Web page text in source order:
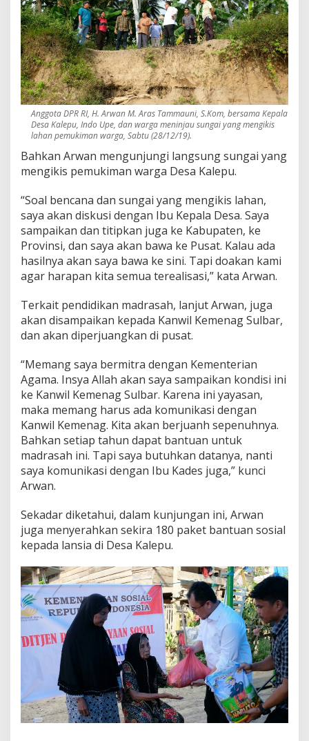
Anggota DPR RI, H. Arwan M. Aras Tammauni, S.Kom, bersama Kepala
Desa Kalepu, Indo Upe, dan warga meninjau sungai yang mengikis
lahan pemukiman warga, Sabtu (28/12/19).
Bahkan Arwan mengunjungi langsung sungai yang
mengikis pemukiman warga Desa Kalepu.
“Soal bencana dan sungai yang mengikis lahan,
saya akan diskusi dengan Ibu Kepala Desa. Saya
sampaikan dan titipkan juga ke Kabupaten, ke
Provinsi, dan saya akan bawa ke Pusat. Kalau ada
hasilnya akan saya bawa ke sini. Tapi doakan kami
agar harapan kita semua terealisasi,” kata Arwan.
Terkait pendidikan madrasah, lanjut Arwan, juga
akan disampaikan kepada Kanwil Kemenag Sulbar,
dan akan diperjuangkan di pusat.
“Memang saya bermitra dengan Kementerian
Agama. Insya Allah akan saya sampaikan kondisi ini
ke Kanwil Kemenag Sulbar. Karena ini yayasan,
maka memang harus ada komunikasi dengan
Kanwil Kemenag. Kita akan berjuanh sepenuhnya.
Bahkan setiap tahun dapat bantuan untuk
madrasah ini. Tapi saya butuhkan datanya, nanti
saya komunikasi dengan Ibu Kades juga,” kunci
Arwan.
Sekadar diketahui, dalam kunjungan ini, Arwan
juga menyerahkan sekira 180 paket bantuan sosial
kepada lansia di Desa Kalepu.